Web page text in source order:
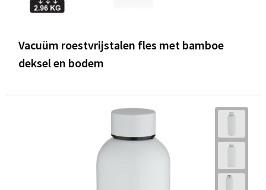
Vacuüm roestvrijstalen fles met bamboe
deksel en bodem